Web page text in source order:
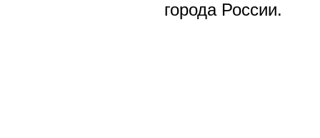
города России.